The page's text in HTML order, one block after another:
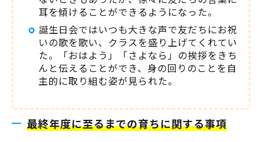
耳を傾けることができるようになった。
誕生日会ではいつも大きな声で友だちにお祝
いの歌を歌い、クラスを盛り上げてくれてい
た。「おはよう」「さよなら」の挨拶をきち
んと伝えることができ、身の回りのことを自
主的に取り組む姿が見られた。
最終年度に至るまでの育ちに関する事項